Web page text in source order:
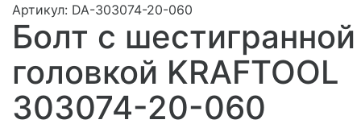
Артикул: DA-303074-20-060
Болт с шестигранной
головкой KRAFTOOL
303074-20-060